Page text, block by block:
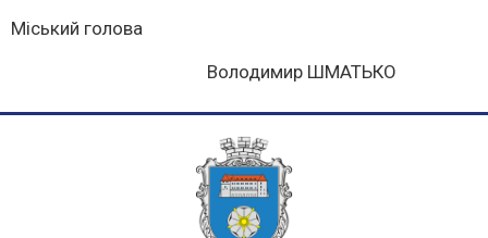
Міський голова
Володимир ШМАТЬКО